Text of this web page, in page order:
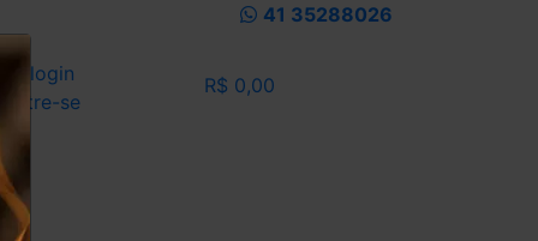
41 35288026
login
se
R$ 0,00